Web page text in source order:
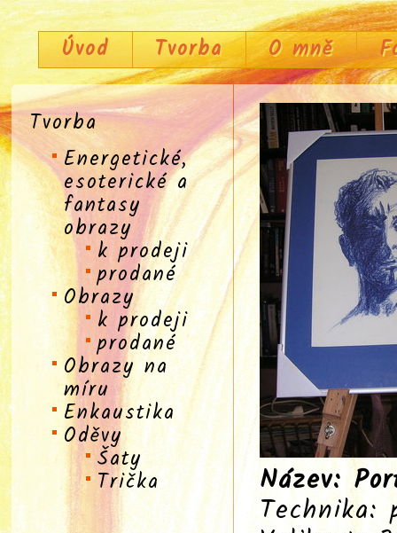
Úvod Tvorba O mně
Tvorba
Energetické,
esoterické a
fantasy
obrazy
k prodeji
prodané
Obrazy
k prodeji
prodané
Obrazy na
míru
Enkaustika
Oděvy
Šaty
Trička Název:
Technika: